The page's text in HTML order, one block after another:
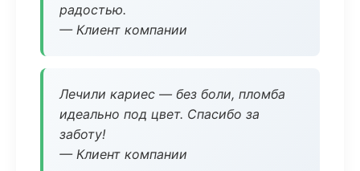
радостью.
— Клиент компании
Лечили кариес — без боли, пломба
идеально под цвет. Спасибо за
заботу!
— Клиент компании